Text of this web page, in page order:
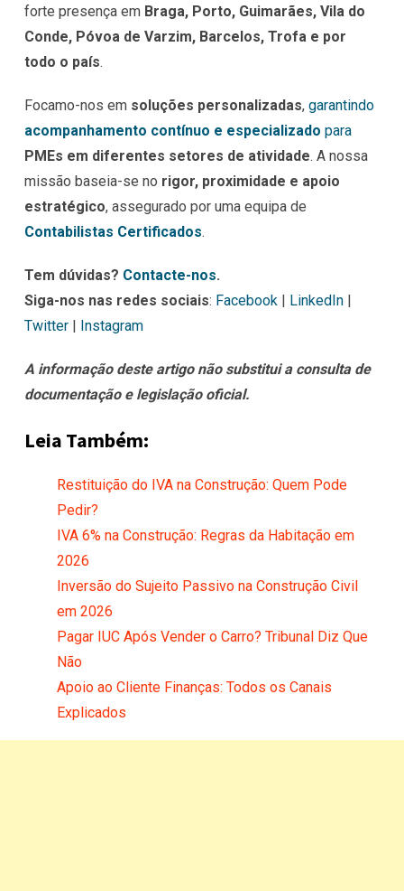
forte presença em Braga, Porto, Guimarães, Vila do
Conde, Póvoa de Varzim, Barcelos, Trofa e por
todo o país.
Focamo-nos em soluções personalizadas, garantindo
acompanhamento contínuo e especializado para
PMEs em diferentes setores de atividade. A nossa
missão baseia-se no rigor, proximidade e apoio
estratégico, assegurado por uma equipa de
Contabilistas Certificados.
Tem dúvidas? Contacte-nos.
Siga-nos nas redes sociais: Facebook | LinkedIn |
Twitter | Instagram
A informação deste artigo não substitui a consulta de
documentação e legislação oficial.
Leia Também:
Restituição do IVA na Construção: Quem Pode
Pedir?
IVA 6% na Construção: Regras da Habitação em
2026
Inversão do Sujeito Passivo na Construção Civil
em 2026
Pagar IUC Após Vender o Carro? Tribunal Diz Que
Não
Apoio ao Cliente Finanças: Todos os Canais
Explicados